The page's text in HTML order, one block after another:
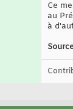
Ce
au
à